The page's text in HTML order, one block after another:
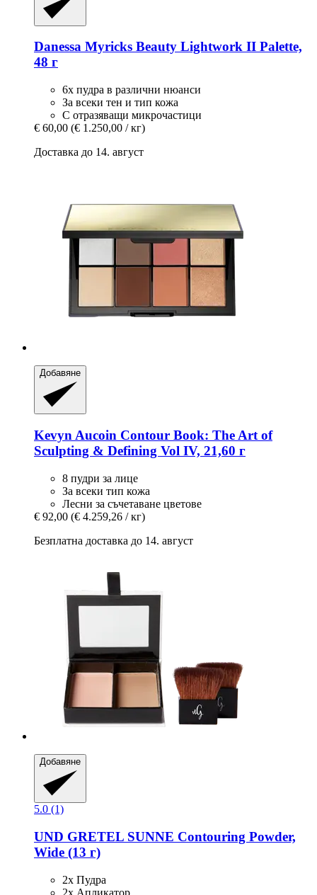
Danessa Myricks Beauty Lightwork II Palette,
48 г
6x пудра в различни нюанси
За всеки тен и тип кожа
С отразяващи микрочастици
€ 60,00 (€ 1.250,00 / кг)
Доставка до 14. август
Добавяне
Kevyn Aucoin Contour Book: The Art of
Sculpting & Defining Vol IV, 21,60 г
8 пудри за лице
За всеки тип кожа
Лесни за съчетаване цветове
€ 92,00 (€ 4.259,26 / кг)
Безплатна доставка до 14. август
Добавяне
5.0 (1)
UND GRETEL SUNNE Contouring Powder,
Wide (13 г)
2x Пудра
2x Апликатор